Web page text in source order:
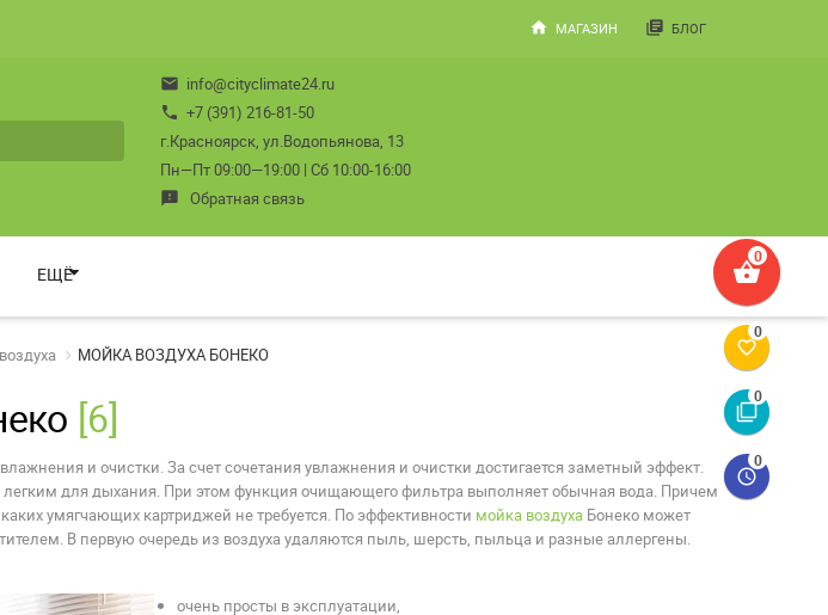
home МАГАЗИН library_books БЛОГ
mail info@cityclimate24.ru
phone +7 (391) 216-81-50
г.Красноярск, ул.Водопьянова, 13
Пн—Пт 09:00—19:00 | Сб 10:00-16:00
feedback Обратная связь
ЕЩЁ shopping_basket
favorite_border
filter_none
access_time
МОЙКА ВОЗДУХА БОНЕКО
[6]
и очистки. За счет сочетания увлажнения и очистки достигается заметный эффект.
легким для дыхания. При этом функция очищающего фильтра выполняет обычная вода. Причем
умягчающих картриджей не требуется. По эффективности мойка воздухаБонеко может
В первую очередь из воздуха удаляются пыль, шерсть, пыльца и разные аллергены.
очень просты в эксплуатации,